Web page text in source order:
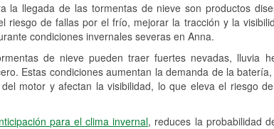
la llegada de las tormentas de nieve son productos
riesgo de fallas por el frío, mejorar la tracción y la
condiciones invernales severas en Anna.
de nieve pueden traer fuertes nevadas, lluvia
Estas condiciones aumentan la demanda de la
motor y afectan la visibilidad, lo que eleva el riesgo
para el clima invernal, reduces la probabilidad